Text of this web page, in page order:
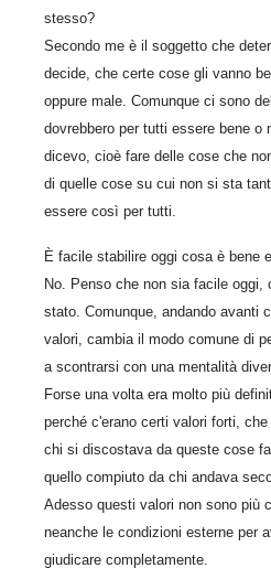
stesso?
Secondo me è il soggetto che
decide, che certe cose gli vanno
oppure male. Comunque ci sono
dovrebbero per tutti essere bene o
dicevo, cioè fare delle cose che
di quelle cose su cui non si sta
essere così per tutti.
È facile stabilire oggi cosa è bene
No. Penso che non sia facile oggi,
stato. Comunque, andando avanti
valori, cambia il modo comune di
a scontrarsi con una mentalità
Forse una volta era molto più
perché c'erano certi valori forti,
chi si discostava da queste cose
quello compiuto da chi andava
Adesso questi valori non sono più
neanche le condizioni esterne per
giudicare completamente.